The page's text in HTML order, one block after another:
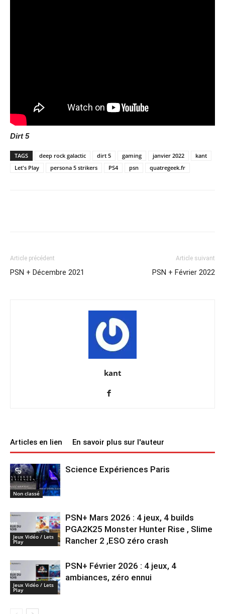
Dirt 5
TAGS deep rock galactic dirt 5 gaming janvier 2022
kant
Let's Play
persona 5 strikers PS4 psn quatregeek.fr
Article précédent
PSN + Décembre 2021
Article suivant
PSN + Février 2022
kant
Articles en lien En savoir plus sur l'auteur
Non classé
Science Expériences Paris
Jeux Vidéo / Lets
Play
PSN+ Mars 2026 : 4 jeux, 4 builds
PGA2K25 Monster Hunter Rise , Slime
Rancher 2 ,ESO zéro crash
Jeux Vidéo / Lets
Play
PSN+ Février 2026 : 4 jeux, 4
ambiances, zéro ennui